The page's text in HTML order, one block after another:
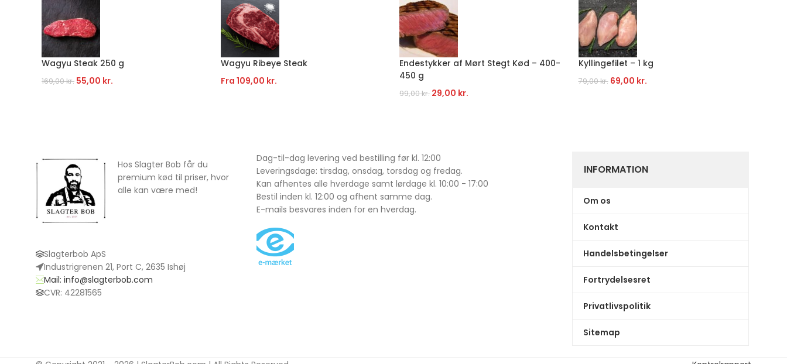
Wagyu Steak 250 g
169,00kr. 55,00 kr.
Wagyu Ribeye Steak
Fra 109,00 kr.
Endestykker af Mørt Stegt Kød – 400-
450 g
99,00kr. 29,00 kr.
Kyllingefilet – 1 kg
79,00kr. 69,00 kr.
Hos Slagter Bob får du
premium kød til priser, hvor
alle kan være med!
Slagterbob ApS
Industrigrenen 21, Port C, 2635 Ishøj
Mail: info@slagterbob.com
CVR: 42281565
Dag-til-dag levering ved bestilling før kl. 12:00
Leveringsdage: tirsdag, onsdag, torsdag og fredag.
Kan afhentes alle hverdage samt lørdage kl. 10:00 - 17:00
Bestil inden kl. 12:00 og afhent samme dag.
E-mails besvares inden for en hverdag.
INFORMATION
Om os
Kontakt
Handelsbetingelser
Fortrydelsesret
Privatlivspolitik
Sitemap